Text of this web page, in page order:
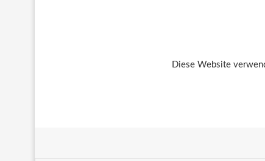
Diese Website